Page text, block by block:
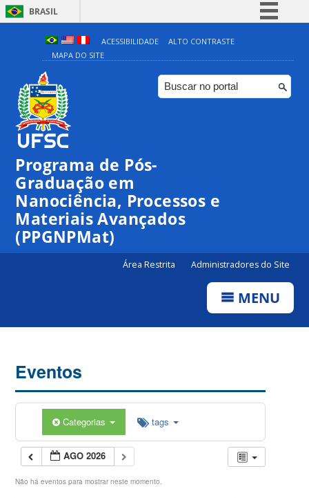
BRASIL
Simplifique!
Comunica BR
Participe
ACESSIBILIDADE
ALTO CONTRASTE
MAPA DO SITE
Programa de Pós-
Graduação em
Nanociência, Processos e
Materiais Avançados
(PPGNPMat)
Área Restrita Administradores do Site
MENU
Eventos
Categorias tags
AGO 2026
Não há eventos para mostrar neste momento.